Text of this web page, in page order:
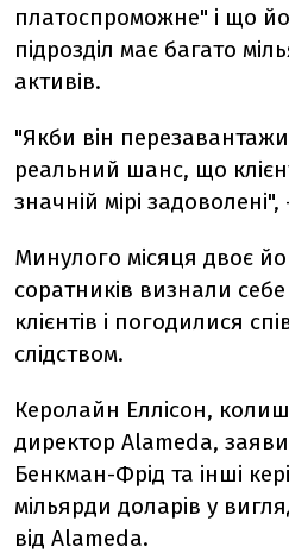
платоспроможне" і що
підрозділ має багато
активів.
"Якби він
реальний шанс, що
значній мірі
Минулого місяця двоє
соратників визнали
клієнтів і погодилися
слідством.
Керолайн Еллісон,
директор Alameda,
Бенкман-Фрід та інші
мільярди доларів у
від Alameda.